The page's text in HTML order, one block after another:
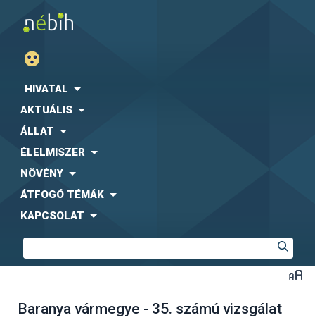
HIVATAL
AKTUÁLIS
ÁLLAT
ÉLELMISZER
NÖVÉNY
ÁTFOGÓ TÉMÁK
KAPCSOLAT
Baranya vármegye - 35. számú vizsgálat